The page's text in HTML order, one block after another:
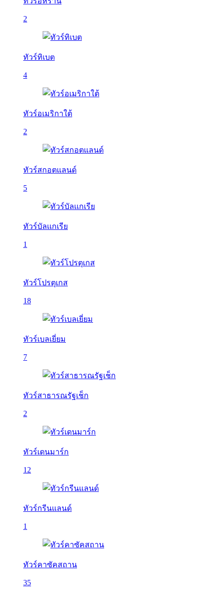
2
ทัวร์ทิเบต
4
ทัวร์อเมริกาใต้
2
ทัวร์สกอตแลนด์
5
ทัวร์บัลเเกเรีย
1
ทัวร์โปรตุเกส
18
ทัวร์เบลเยี่ยม
7
ทัวร์สาธารณรัฐเช็ก
2
ทัวร์เดนมาร์ก
12
ทัวร์กรีนแลนด์
1
ทัวร์คาซัคสถาน
35